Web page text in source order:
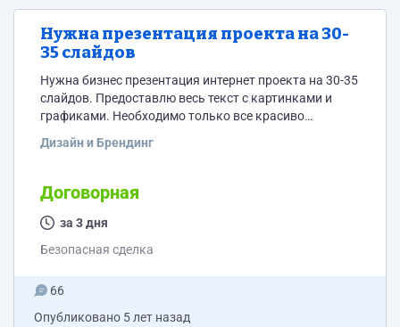
Нужна презентация проекта на 30-
35 слайдов
Нужна бизнес презентация интернет проекта на 30-35
слайдов. Предоставлю весь текст с картинками и
графиками. Необходимо только все красиво
Дизайн и Брендинг
Договорная
за 3 дня
Безопасная сделка
66
Опубликовано 5 лет назад